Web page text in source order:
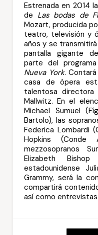
Estrenada en 2014
de Las bodas de
Mozart, producida
teatro, televisión y
años y se
pantalla gigante
parte del programa
Nueva York.
casa de ópera
talentosa directora
Mallwitz. En el
Michael Sumuel
Bartolo), las
Federica Lombardi
Hopkins (Conde
mezzosopranos
Elizabeth
estadounidense
Grammy, será la
compartirá
así como